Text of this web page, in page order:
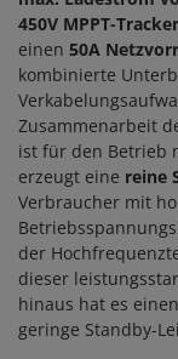
450V MPPT-
einen 50A
kombinierte
Zusammenarbeit
ist für den Betrieb
erzeugt eine reine
Verbraucher mit
der
dieser
hinaus hat es
geringe Standby-